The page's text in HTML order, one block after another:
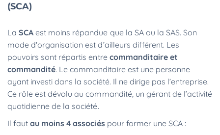
(SCA)
LaSCA est moins répandue que la SA ou la SAS. Son
mode d'organisation est d’ailleurs différent. Les
pouvoirs sont répartis entre commanditaire et
commandité. Le commanditaire est une personne
ayant investi dans la société. Il ne dirige pas l’entreprise.
Ce rôle est dévolu au commandité, un gérant de l’activité
quotidienne de la société.
Il fautau moins 4 associés pour former une SCA :